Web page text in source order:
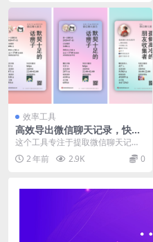
效率工具
高效导出微信聊天记录，快速
搜索和回溯信息，还能生成年
度聊天报告
这个工具专注于提取微信聊天记
录，有效管理您的聊天数据，提供
数据获取、导出、分析全...
2 年前 2.9K 0